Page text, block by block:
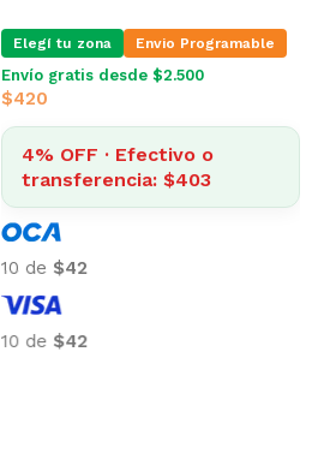
Envío gratis desde $2.500
$240
4% OFF · Efectivo o
transferencia: $230
10 de$24
10 de$24